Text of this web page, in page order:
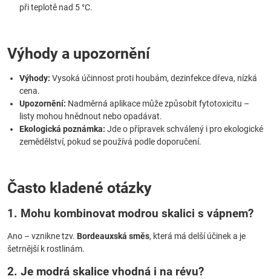
při teplotě nad 5 °C.
Výhody a upozornění
Výhody: Vysoká účinnost proti houbám, dezinfekce dřeva, nízká
cena.
Upozornění: Nadměrná aplikace může způsobit fytotoxicitu –
listy mohou hnědnout nebo opadávat.
Ekologická poznámka: Jde o přípravek schválený i pro ekologické
zemědělství, pokud se používá podle doporučení.
Často kladené otázky
1. Mohu kombinovat modrou skalici s vápnem?
Ano – vznikne tzv. Bordeauxská směs, která má delší účinek a je
šetrnější k rostlinám.
2. Je modrá skalice vhodná i na révu?